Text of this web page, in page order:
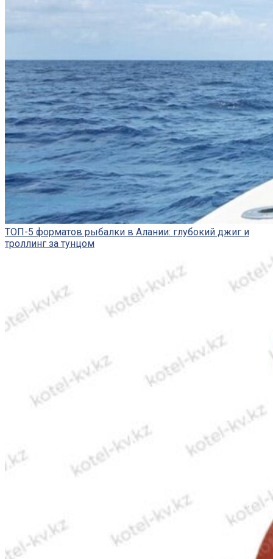
ТОП-5 форматов рыбалки в Алании: глубокий джиг и
троллинг за тунцом